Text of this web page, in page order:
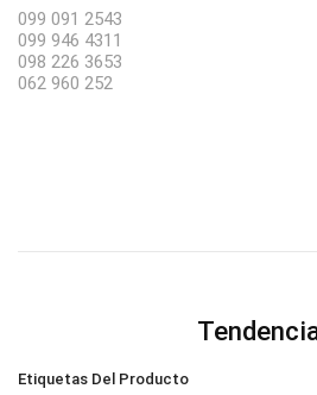
099 091 2543
099 946 4311
098 226 3653
062 960 252
Etiquetas Del Producto